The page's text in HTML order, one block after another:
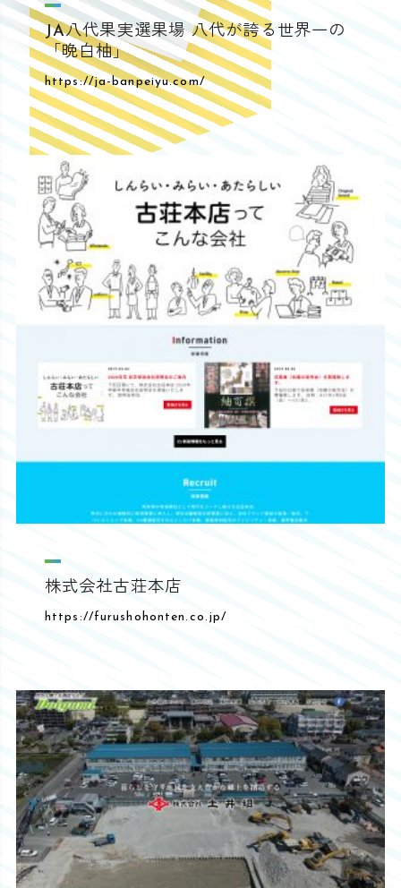
JA八代果実選果場 八代が誇る世界一の
「晩白柚」
https://ja-banpeiyu.com/
株式会社古荘本店
https://furushohonten.co.jp/